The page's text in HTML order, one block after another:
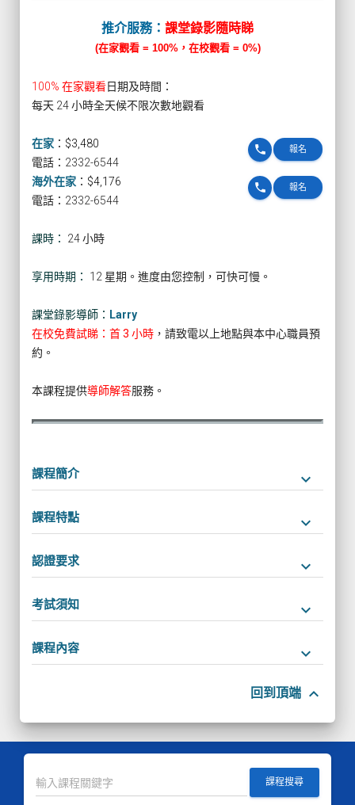
推介服務： 課堂錄影隨時睇
(在家觀看 = 100%，在校觀看 = 0%)
100% 在家觀看日期及時間：
每天 24 小時全天候不限次數地觀看
在家 ： $3,480 報名
phone
電話：2332-6544
海外在家 ： $4,176 報名
phone
電話：2332-6544
課時： 24 小時
享用時期： 12 星期。進度由您控制，可快可慢。
課堂錄影導師： Larry
在校免費試睇：首 3 小時 ，請致電以上地點與本中心職員預
約。
本課程提供導師解答服務。
課程簡介 keyboard_arrow_down
課程特點 keyboard_arrow_down
認證要求 keyboard_arrow_down
考試須知 keyboard_arrow_down
課程內容 keyboard_arrow_down
回到頂端 keyboard_arrow_up
課程搜尋